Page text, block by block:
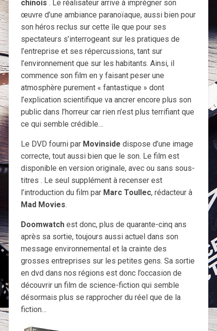
chinois . Le réalisateur arrive à imprégner son
œuvre d’une ambiance paranoïaque, aussi bien pour
son héros reclus sur cette île que pour ses
spectateurs s’interrogeant sur les pratiques de
l’entreprise et ses répercussions, tant sur
l’environnement que sur les habitants. Ainsi, il
commence son film en y faisant peser une
atmosphère purement « fantastique » dont
l’explication scientifique va ancrer encore plus son
public dans l’horreur car rien n’est plus terrifiant que
ce qui semble crédible…
Le DVD fourni par Movinside dispose d’une image
correcte, tout aussi bien que le son. Le film est
disponible en version originale, avec ou sans sous-
titres . Le seul supplément à recenser est
l’introduction du film par Marc Toullec, rédacteur à
Mad Movies.
Doomwatchest donc, plus de quarante-cinq ans
après sa sortie, toujours aussi actuel dans son
message environnemental et la crainte des
grosses entreprises sur les petites gens. Sa sortie
en dvd dans nos régions est donc l’occasion de
découvrir un film de science-fiction qui semble
désormais plus se rapprocher du réel que de la
fiction…